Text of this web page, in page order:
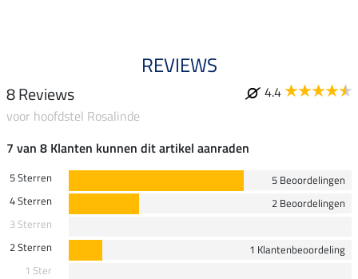
REVIEWS
8 Reviews
4.4
voor hoofdstel Rosalinde
7 van 8 Klanten kunnen dit artikel aanraden
5 Sterren
5 Beoordelingen
4 Sterren
2 Beoordelingen
3 Sterren
2 Sterren
1 Klantenbeoordeling
1 Ster